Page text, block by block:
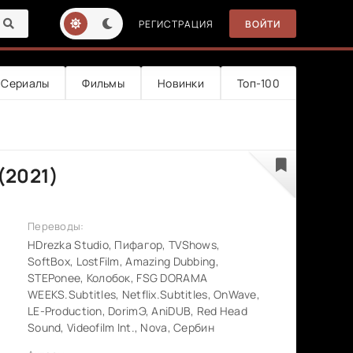
РЕГИСТРАЦИЯ ВОЙТИ
Сериалы Фильмы Новинки Топ-100
Переводы:
HDrezka Studio, Пифагор, TVShows,
SoftBox, LostFilm, Amazing Dubbing,
STEPonee, Колобок, FSG DORAMA
WEEKS.Subtitles, Netflix.Subtitles, OnWave,
LE-Production, DorimЭ, AniDUB, Red Head
Sound, Videofilm Int., Nova, Сербин